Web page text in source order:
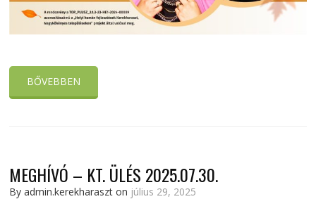
BŐVEBBEN
MEGHÍVÓ – KT. ÜLÉS 2025.07.30.
By admin.kerekharaszt on július 29, 2025